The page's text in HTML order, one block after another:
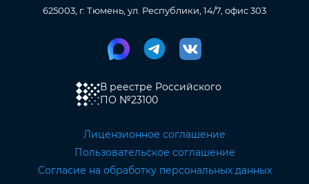
625003, г. Тюмень, ул. Республики, 14/7, офис 303
В реестре Российского
ПО №23100
Лицензионное соглашение
Пользовательское соглашение
Согласие на обработку персональных данных